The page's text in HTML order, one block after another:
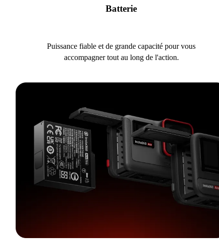
Batterie
Puissance fiable et de grande capacité pour vous
accompagner tout au long de l'action.